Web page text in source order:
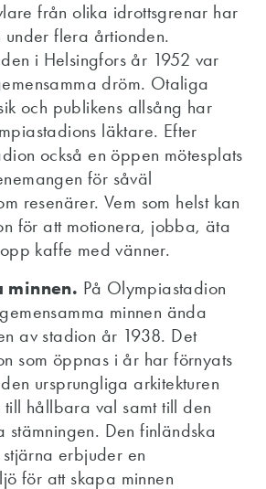
från olika idrottsgrenar har
under flera årtionden.
i Helsingfors år 1952 var
dröm. Otaliga
och publikens allsång har
läktare. Efter
också en öppen mötesplats
för såväl
resenärer. Vem som helst kan
för att motionera, jobba, äta
kaffe med vänner.
minnen. På Olympiastadion
minnen ända
av stadion år 1938. Det
som öppnas i år har förnyats
ursprungliga arkitekturen
till hållbara val samt till den
stämningen. Den finländska
stjärna erbjuder en
för att skapa minnen